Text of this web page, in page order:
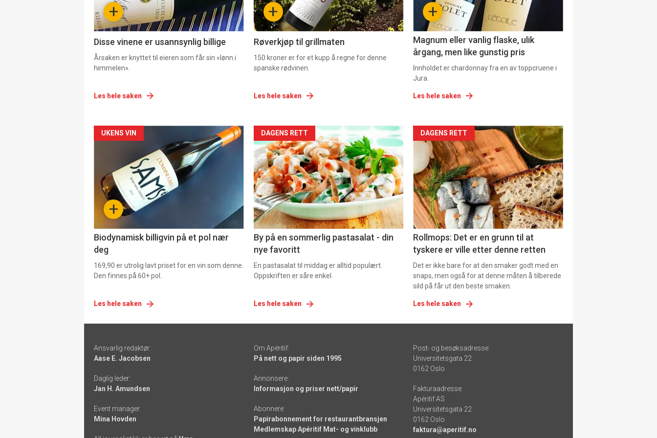
+
Disse vinene er usannsynlig billige
Årsaken er knyttet til eieren som får sin «lønn i
himmelen».
Les hele saken
2 +
Røverkjøp til grillmaten
150 kroner er for et kupp å regne for denne
spanske rødvinen.
Les hele saken
+
Magnum eller vanlig flaske, ulik
årgang, men like gunstig pris
Innholdet er chardonnay fra en av toppcruene i
Jura.
Les hele saken
Forsiden
akkurat
nå
-
+
UKENS VIN
Biodynamisk billigvin på et pol nær
deg
169,90 er utrolig lavt priset for en vin som denne.
Den finnes på 60+ pol.
Les hele saken
Forsiden
akkurat
nå
-
5
DAGENS RETT
By på en sommerlig pastasalat - din
nye favoritt
En pastasalat til middag er alltid populært.
Oppskriften er såre enkel.
Les hele saken
Forsiden
akkurat
nå
-
6
DAGENS RETT
Rollmops: Det er en grunn til at
tyskere er ville etter denne retten
Det er ikke bare for at den smaker godt med en
snaps, men også for at denne måten å tilberede
sild på får ut den beste smaken.
Les hele saken
-
links
Ansvarlig redaktør:
Aase E. Jacobsen
Daglig leder:
Jan H. Amundsen
Event manager:
Mina Hovden
Om Apéritif:
På nett og papir siden 1995
Annonsere:
Informasjon og priser nett/papir
Abonnere:
Papirabonnement for restaurantbransjen
Medlemskap Apéritif Mat- og vinklubb
Post- og besøksadresse:
Universitetsgata 22
0162 Oslo
Fakturaadresse:
Apéritif AS
Universitetsgata 22
0162 Oslo
faktura@aperitif.no